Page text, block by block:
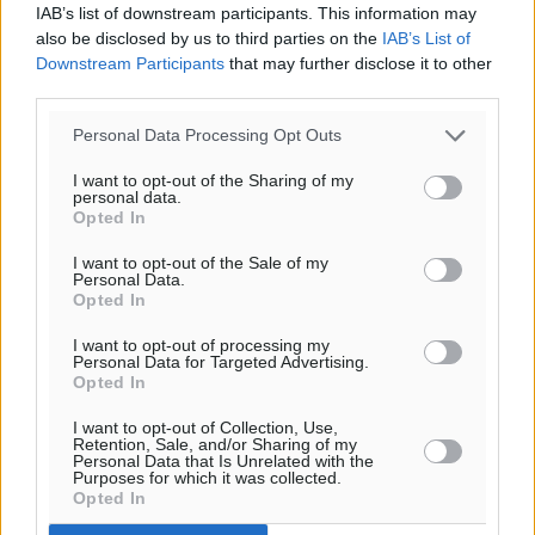
IAB’s list of downstream participants. This information may
also be disclosed by us to third parties on the IAB’s List of
Downstream Participants that may further disclose it to other
Personal Data Processing Opt Outs
I want to opt-out of the Sharing of my
personal data.
Opted In
I want to opt-out of the Sale of my
Personal Data.
Opted In
I want to opt-out of processing my
Personal Data for Targeted Advertising.
Opted In
I want to opt-out of Collection, Use,
Retention, Sale, and/or Sharing of my
Personal Data that Is Unrelated with the
Purposes for which it was collected.
Opted In
02.02.14, 09:20
Θρίλερ παλινωδιών